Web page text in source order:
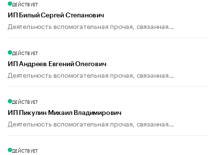
ДЕЙСТВУЕТ
ИП Билый Сергей Степанович
Деятельность вспомогательная прочая, связанная...
ДЕЙСТВУЕТ
ИП Андреев Евгений Олегович
Деятельность вспомогательная прочая, связанная...
ДЕЙСТВУЕТ
ИП Пикулин Михаил Владимирович
Деятельность вспомогательная прочая, связанная...
ДЕЙСТВУЕТ